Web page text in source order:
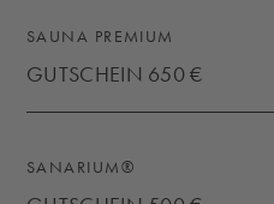
SAUNA PREMIUM
GUTSCHEIN 650 €
SANARIUM®